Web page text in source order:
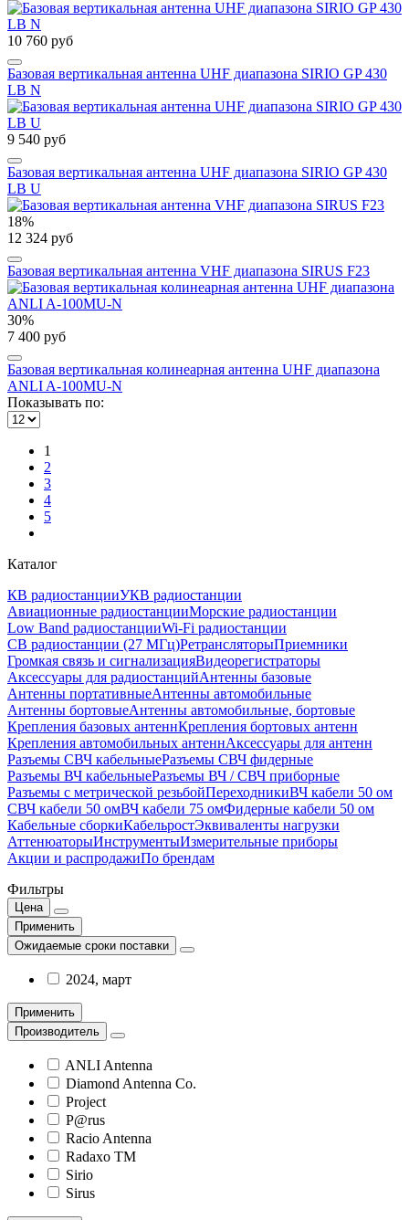
10 760 руб
Базовая вертикальная антенна UHF диапазона SIRIO GP 430
LB N
9 540 руб
Базовая вертикальная антенна UHF диапазона SIRIO GP 430
LB U
18%
12 324 руб
Базовая вертикальная антенна VHF диапазона SIRUS F23
30%
7 400 руб
Базовая вертикальная колинеарная антенна UHF диапазона
ANLI A-100MU-N
Показывать по:
1
2
3
4
5
Каталог
КВ радиостанцииУКВ радиостанции
Авиационные радиостанцииМорские радиостанции
Low Band радиостанцииWi-Fi радиостанции
CB радиостанции (27 МГц)РетрансляторыПриемники
Громкая связь и сигнализацияВидеорегистраторы
Аксессуары для радиостанцийАнтенны базовые
Антенны портативныеАнтенны автомобильные
Антенны бортовыеАнтенны автомобильные, бортовые
Крепления базовых антеннКрепления бортовых антенн
Крепления автомобильных антеннАксессуары для антенн
Разъемы СВЧ кабельныеРазъемы СВЧ фидерные
Разъемы ВЧ кабельныеРазъемы ВЧ / СВЧ приборные
Разъемы с метрической резьбойПереходникиВЧ кабели 50 ом
СВЧ кабели 50 омВЧ кабели 75 омФидерные кабели 50 ом
Кабельные сборкиКабельростЭквиваленты нагрузки
АттенюаторыИнструментыИзмерительные приборы
Акции и распродажиПо брендам
Фильтры
Цена
Применить
Ожидаемые сроки поставки
2024, март
Применить
Производитель
ANLI Antenna
Diamond Antenna Co.
Project
P@rus
Racio Antenna
Radaxo TM
Sirio
Sirus